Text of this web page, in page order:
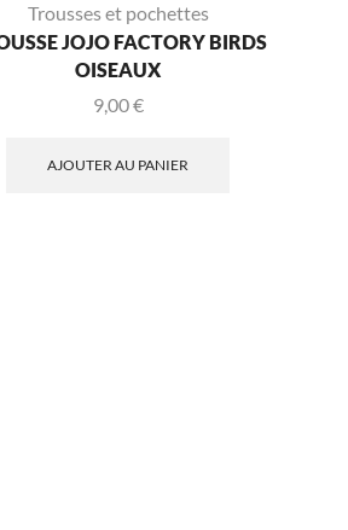
Trousses et pochettes
JOJO FACTORY BIRDS
OISEAUX
9,00€
AJOUTER AU PANIER